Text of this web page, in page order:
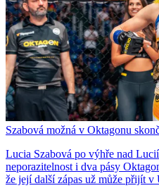
Szabová možná v Oktagonu
Lucia Szabová po výhře nad
neporazitelnost i dva pásy
že její další zápas už může přijít v